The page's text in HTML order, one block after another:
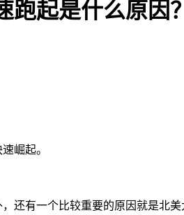
起是什么原因？
崛起。
还有一个比较重要的原因就是北美